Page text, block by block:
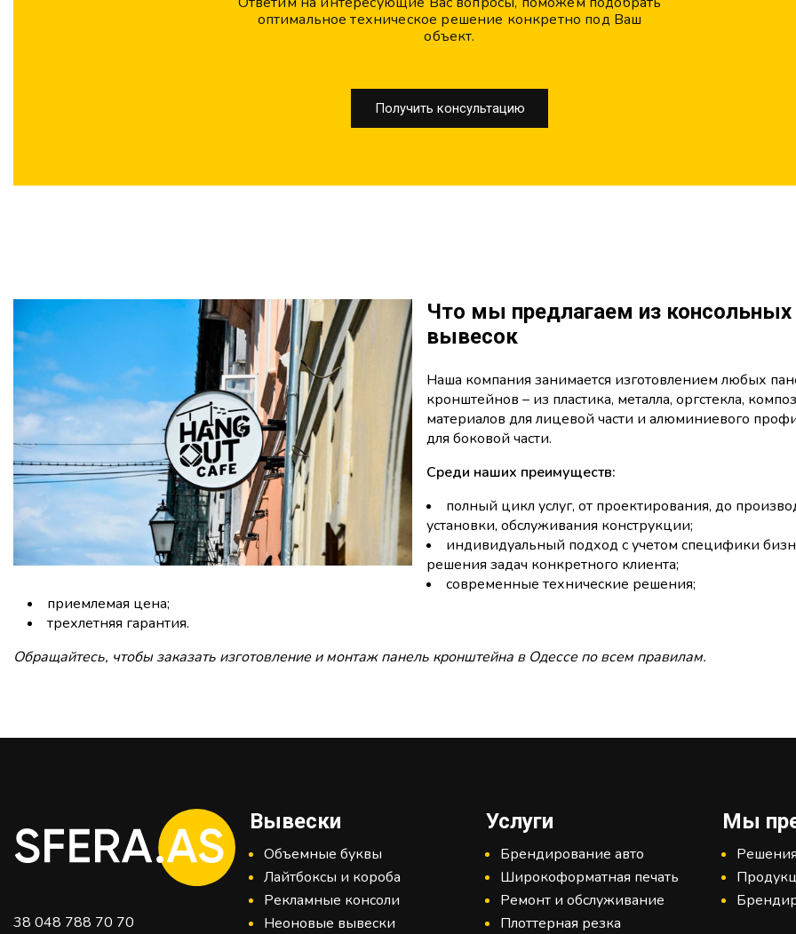
оптимальное техническое решение конкретно под Ваш
объект.
Получить консультацию
Что мы предлагаем из консольных
вывесок
Наша компания занимается изготовлением любых
кронштейнов – из пластика, металла, оргстекла,
материалов для лицевой части и алюминиевого
для боковой части.
Среди наших преимуществ:
полный цикл услуг, от проектирования, до
установки, обслуживания конструкции;
индивидуальный подход с учетом специфики
решения задач конкретного клиента;
современные технические решения;
приемлемая цена;
трехлетняя гарантия.
Обращайтесь, чтобы заказать изготовление и монтаж панель кронштейна в Одессе по всем правилам.
38 048 788 70 70
Вывески
Объемные буквы
Лайтбоксы и короба
Рекламные консоли
Неоновые вывески
Услуги
Брендирование авто
Широкоформатная печать
Ремонт и обслуживание
Плоттерная резка
Мы